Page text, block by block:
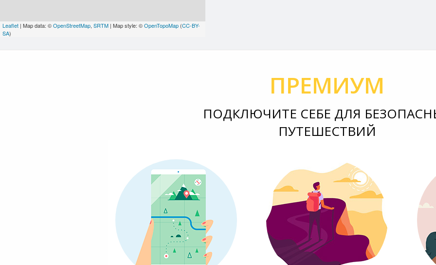
Leaflet | Map data: ©OpenStreetMap, SRTM | Map style: ©OpenTopoMap (CC-BY-
SA)
ПРЕМИУМ
ПОДКЛЮЧИТЕ СЕБЕ ДЛЯ
ПУТЕШЕСТВИЙ